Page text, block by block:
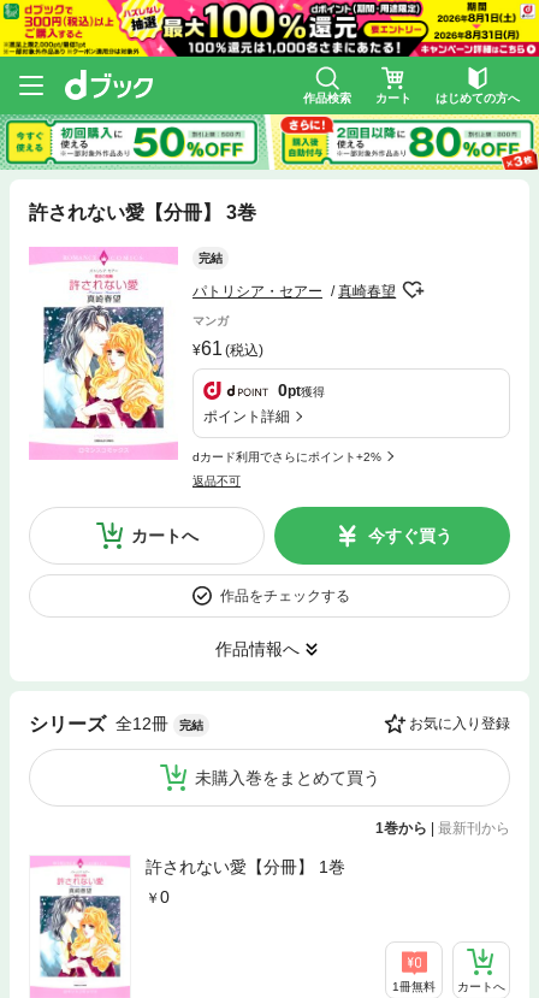
作品検索 カート はじめての方へ
許されない愛【分冊】 3巻
完結
パトリシア・セアー 真崎春望
マンガ
61 (税込)
0pt獲得
ポイント詳細
dカード利用でさらにポイント+2%
返品不可
カートへ 今すぐ買う
作品をチェックする
作品情報へ
シリーズ 全12冊 完結 お気に入り登録
未購入巻をまとめて買う
1巻から 最新刊から
許されない愛【分冊】 1巻
0
1冊無料 カートへ